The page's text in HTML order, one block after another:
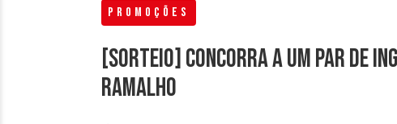
PROMOÇÕES
[SORTEIO] Concorra a um par de
Ramalho